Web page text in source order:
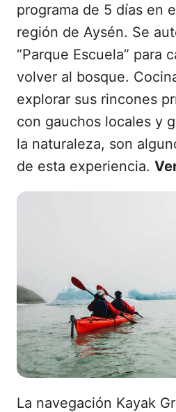
programa de 5 días en
región de Aysén. Se
“Parque Escuela” para
volver al bosque.
explorar sus rincones
con gauchos locales y
la naturaleza, son
de esta experiencia.
La navegación Kayak